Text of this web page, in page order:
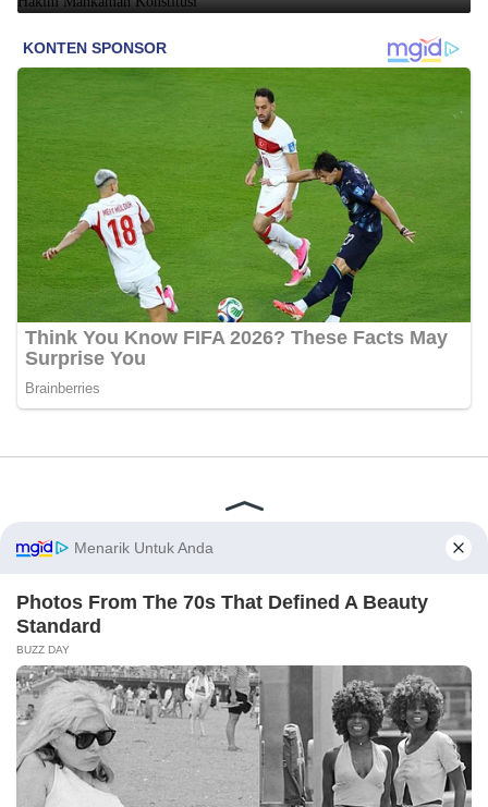
Disclaimer PEDOMAN MEDIA SIBER
© 2026 - CakrawalaNews.co